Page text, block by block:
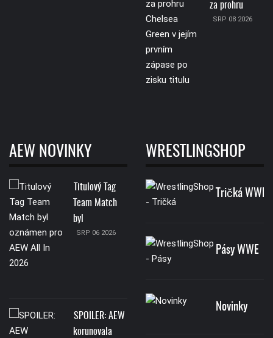
za prohru
SRP 08 2026
AEW NOVINKY
Titulový Tag
Team Match
byl
SRP 06 2026
SPOILER: AEW
korunovala
WRESTLINGSHOP
Tričká WWE
Pásy WWE
Novinky